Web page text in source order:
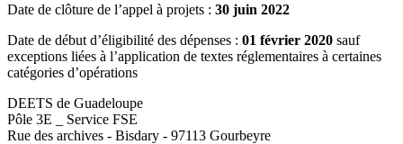
Date de clôture de l’appel à projets : 30 juin 2022
Date de début d’éligibilité des dépenses : 01 février 2020 sauf
exceptions liées à l’application de textes réglementaires à certaines
catégories d’opérations
DEETS de Guadeloupe
Pôle 3E _ Service FSE
Rue des archives - Bisdary - 97113 Gourbeyre